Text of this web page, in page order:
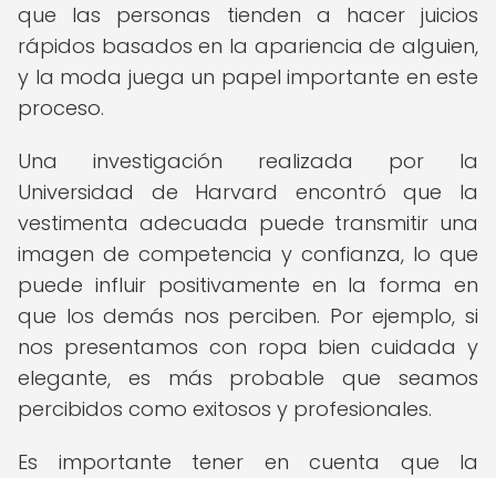
que las personas tienden a hacer juicios
rápidos basados en la apariencia de alguien,
y la moda juega un papel importante en este
proceso.
Una investigación realizada por la
Universidad de Harvard encontró que la
vestimenta adecuada puede transmitir una
imagen de competencia y confianza, lo que
puede influir positivamente en la forma en
que los demás nos perciben. Por ejemplo, si
nos presentamos con ropa bien cuidada y
elegante, es más probable que seamos
percibidos como exitosos y profesionales.
Es importante tener en cuenta que la